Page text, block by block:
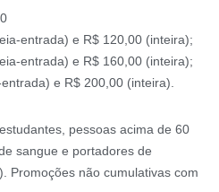
entrada) e R$ 120,00 (inteira);
entrada) e R$ 160,00 (inteira);
e R$ 200,00 (inteira).
pessoas acima de 60
sangue e portadores de
Promoções não cumulativas com